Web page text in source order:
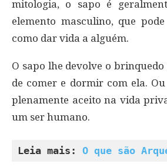
mitologia, o sapo é
elemento masculino, que
como dar vida a alguém.
O sapo lhe devolve o
de comer e dormir com ela.
plenamente aceito na vida
um ser humano.
Leia mais: O que são